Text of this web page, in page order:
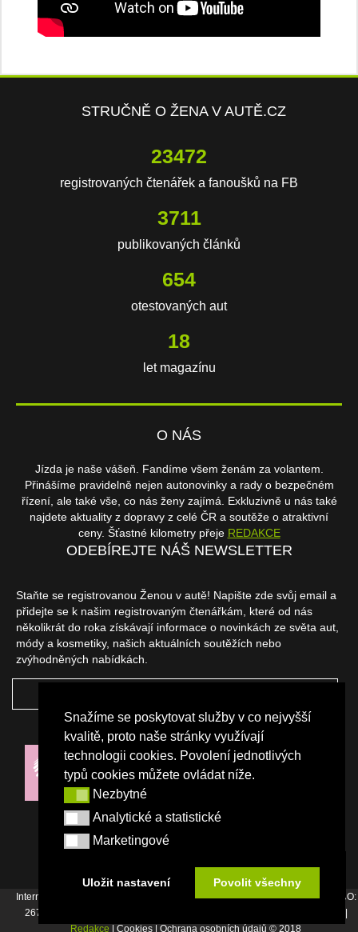
Snažíme se poskytovat služby v co nejvyšší
kvalitě, proto naše stránky využívají
technologii cookies. Povolení jednotlivých
typů cookies můžete ovládat níže.
NezbytnéNezbytné
Analytické a statistické
Analytické a statistické
Marketingové
Marketingové
Uložit nastavení Povolit všechny
STRUČNĚ O ŽENA V AUTĚ.CZ
23472
registrovaných čtenářek a fanoušků na FB
3711
publikovaných článků
654
otestovaných aut
18
let magazínu
O NÁS
Jízda je naše vášeň. Fandíme všem ženám za volantem.
Přinášíme pravidelně nejen autonovinky a rady o bezpečném
řízení, ale také vše, co nás ženy zajímá. Exkluzivně u nás také
najdete aktuality z dopravy z celé ČR a soutěže o atraktivní
ceny. Šťastné kilometry přeje REDAKCE
ODEBÍREJTE NÁŠ NEWSLETTER
Staňte se registrovanou Ženou v autě! Napište zde svůj email a
přidejte se k našim registrovaným čtenářkám, které od nás
několikrát do roka získávají informace o novinkách ze světa aut,
módy a kosmetiky, našich aktuálních soutěžích nebo
zvýhodněných nabídkách.
NAŠI PARTNEŘI
Internetový magazín Žena v autě vydává vydavatelství Srdce Evropy s.r.o., IČO:
26744007, Bořivojova 17, Praha 3, Tel. : +420 222 726 364 |
Redakce | Cookies | Ochrana osobních údajů © 2018